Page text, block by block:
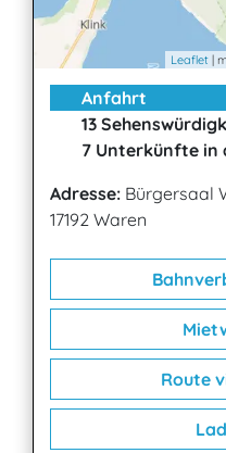
Leaflet |
Anfahrt
13
7 Unterkünfte in
Adresse: Bürgersaal
17192 Waren
Route